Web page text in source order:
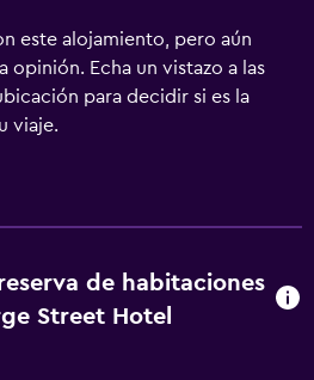
este alojamiento, pero aún
opinión. Echa un vistazo a las
para decidir si es la
viaje.
de habitaciones
Street Hotel